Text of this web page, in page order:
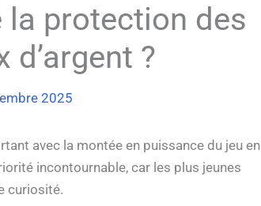
la protection des
?
2025
avec la montée en puissance du jeu en
incontournable, car les plus jeunes
curiosité.